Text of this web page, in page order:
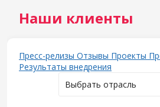
Наши клиенты
Пресс-релизы Отзывы Проекты
Результаты внедрения
Выбрать отрасль